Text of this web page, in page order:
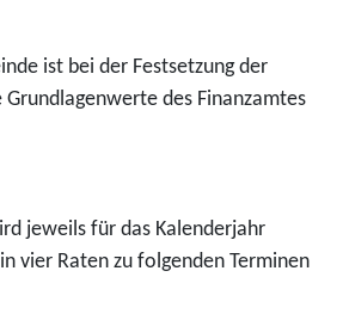
ist bei der Festsetzung der
des Finanzamtes
jeweils für das Kalenderjahr
vier Raten zu folgenden Terminen